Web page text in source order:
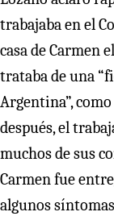
trabajaba en el
casa de Carmen
trataba de una
Argentina”,
después, el
muchos de sus
Carmen fue
algunos